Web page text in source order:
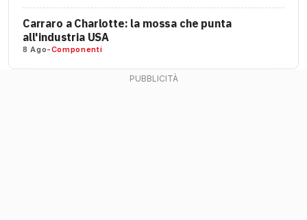
Carraro a Charlotte: la mossa che punta
all'industria USA
8 Ago-Componenti